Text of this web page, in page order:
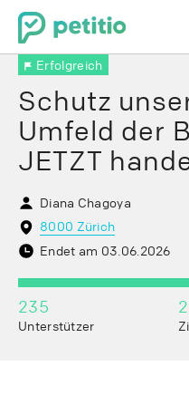
Erfolgreich
Schutz
Umfeld der
JETZT
Diana Chagoya
8000 Zürich
Endet am 03.06.2026
235
Unterstützer